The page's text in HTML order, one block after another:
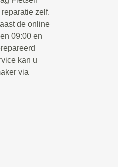
zelf.
de online
09:00 en
kan u
via